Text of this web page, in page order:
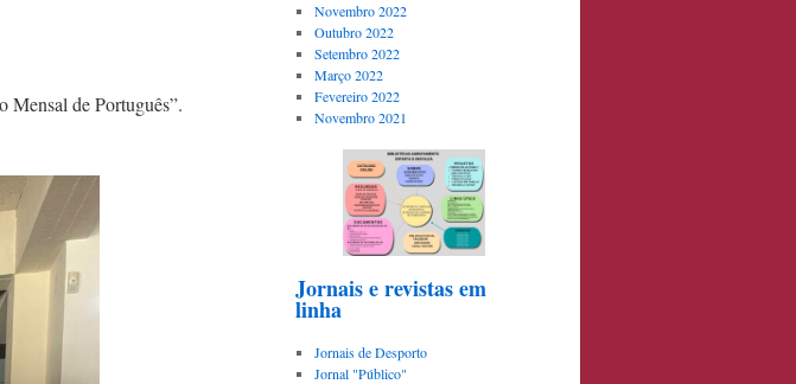
Mensal de Português”.
Novembro 2022
Outubro 2022
Setembro 2022
Março 2022
Fevereiro 2022
Novembro 2021
Jornais e revistas em
linha
Jornais de Desporto
Jornal "Público"